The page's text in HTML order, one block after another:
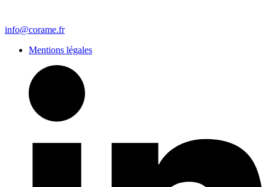
info@corame.fr
Mentions légales